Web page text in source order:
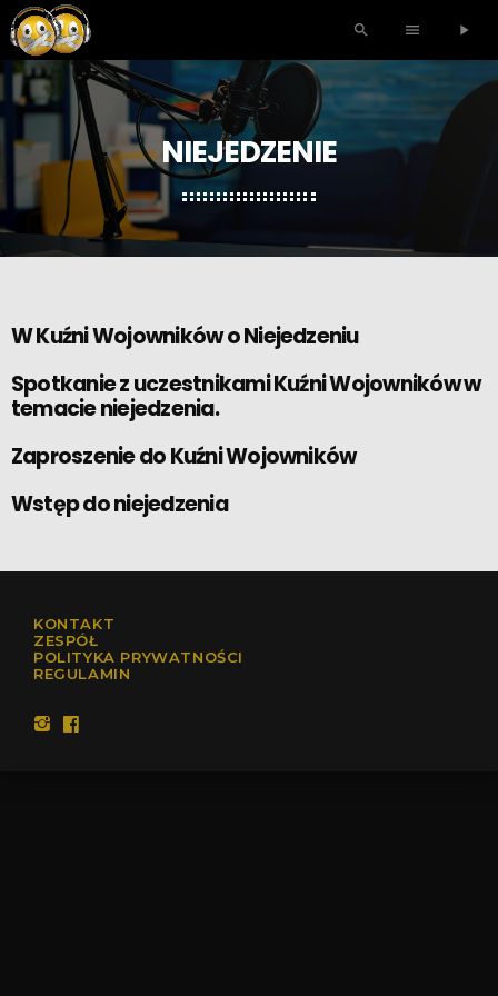
search menu play_arrow
NIEJEDZENIE
W Kuźni Wojowników o Niejedzeniu
Spotkanie z uczestnikami Kuźni Wojowników w
temacie niejedzenia.
Zaproszenie do Kuźni Wojowników
Wstęp do niejedzenia
KONTAKT
ZESPÓŁ
POLITYKA PRYWATNOŚCI
REGULAMIN